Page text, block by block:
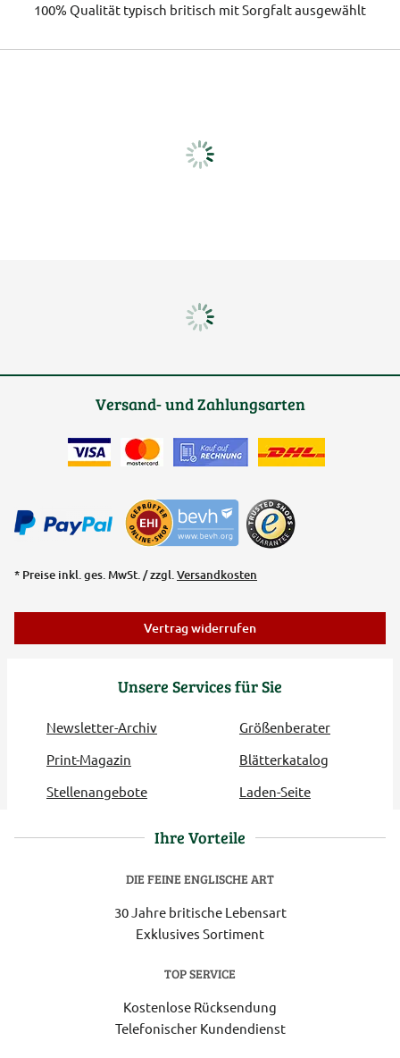
100% Qualität typisch britisch mit Sorgfalt ausgewählt
Unsere Services für Sie
Newsletter-Archiv
Größenberater
Print-Magazin
Blätterkatalog
Stellenangebote
Laden-Seite
Versand- und Zahlungsarten
* Preise inkl. ges. MwSt. / zzgl.Versandkosten
Vertrag widerrufen
Ihre Vorteile
DIE FEINE ENGLISCHE ART
30 Jahre britische Lebensart
Exklusives Sortiment
TOP SERVICE
Kostenlose Rücksendung
Telefonischer Kundendienst